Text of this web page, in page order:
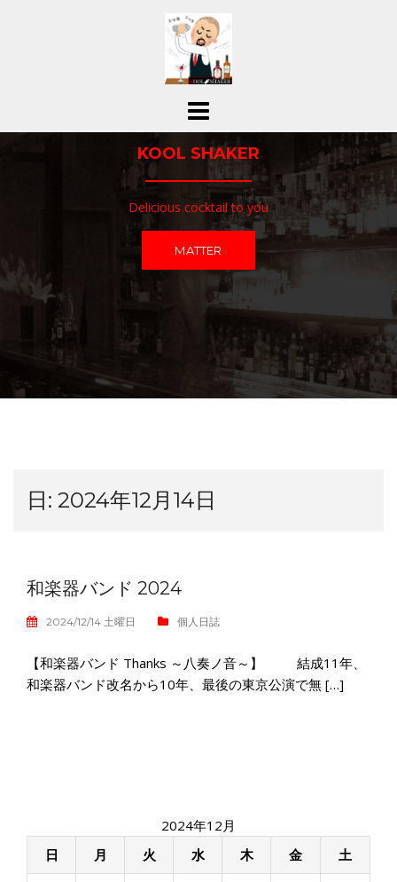
ス
KOOL SHAKER
Delicious cocktail to you
MATTER
日: 2024年12月14日
和楽器バンド 2024
2024/12/14 土曜日 個人日誌
【和楽器バンド Thanks ～八奏ノ音～】 結成11年、
和楽器バンド改名から10年、最後の東京公演で無 […]
2024年12月
日
月 火 水 木 金 土